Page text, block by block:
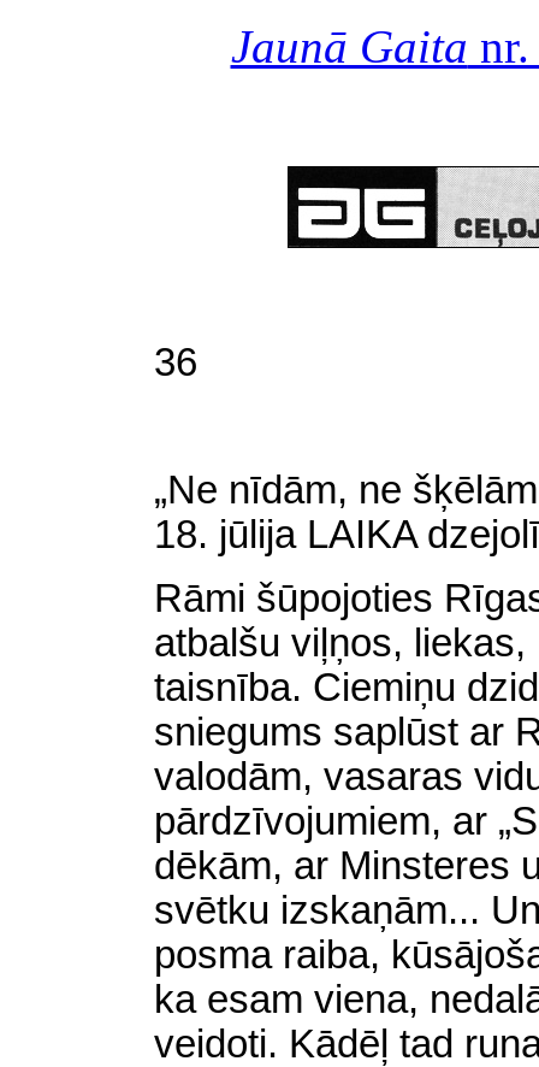
Jaunā Gaita
36
„Ne nīdām, ne
18. jūlija LAIKA
Rāmi šūpojoties
atbalšu viļņos,
taisnība. Ciemiņu
sniegums saplūst ar
valodām, vasaras
pārdzīvojumiem, ar
dēkām, ar Minsteres
svētku izskaņām...
posma raiba,
ka esam viena,
veidoti. Kādēļ tad